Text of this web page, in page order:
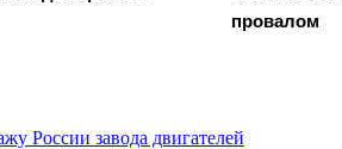
провалом
России завода двигателей